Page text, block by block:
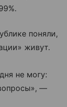
поняли,
живут.
не могу:
—